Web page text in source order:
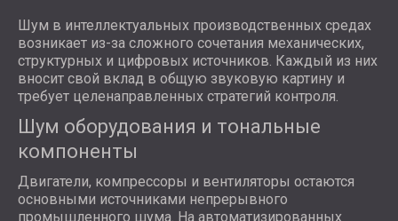
Шум в интеллектуальных производственных средах
возникает из-за сложного сочетания механических,
структурных и цифровых источников. Каждый из них
вносит свой вклад в общую звуковую картину и
требует целенаправленных стратегий контроля.
Шум оборудования и тональные
компоненты
Двигатели, компрессоры и вентиляторы остаются
основными источниками непрерывного
промышленного шума. На автоматизированных